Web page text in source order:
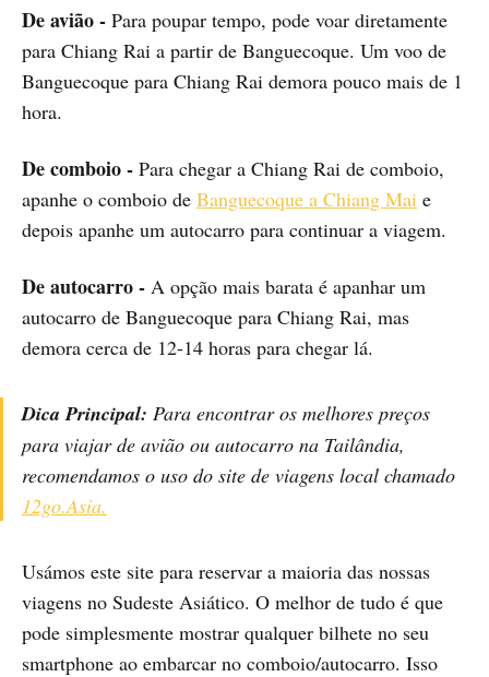
De avião - Para poupar tempo, pode voar diretamente
para Chiang Rai a partir de Banguecoque. Um voo de
Banguecoque para Chiang Rai demora pouco mais de 1
hora.
De comboio - Para chegar a Chiang Rai de comboio,
apanhe o comboio de Banguecoque a Chiang Mai e
depois apanhe um autocarro para continuar a viagem.
De autocarro - A opção mais barata é apanhar um
autocarro de Banguecoque para Chiang Rai, mas
demora cerca de 12-14 horas para chegar lá.
Dica Principal: Para encontrar os melhores preços
para viajar de avião ou autocarro na Tailândia,
recomendamos o uso do site de viagens local chamado
12go.Asia.
Usámos este site para reservar a maioria das nossas
viagens no Sudeste Asiático. O melhor de tudo é que
pode simplesmente mostrar qualquer bilhete no seu
smartphone ao embarcar no comboio/autocarro. Isso